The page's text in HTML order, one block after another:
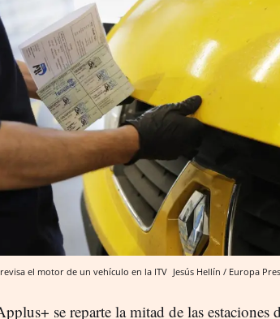
el motor de un vehículo en la ITV Jesús Hellín / Europa Pres
se reparte la mitad de las estaciones